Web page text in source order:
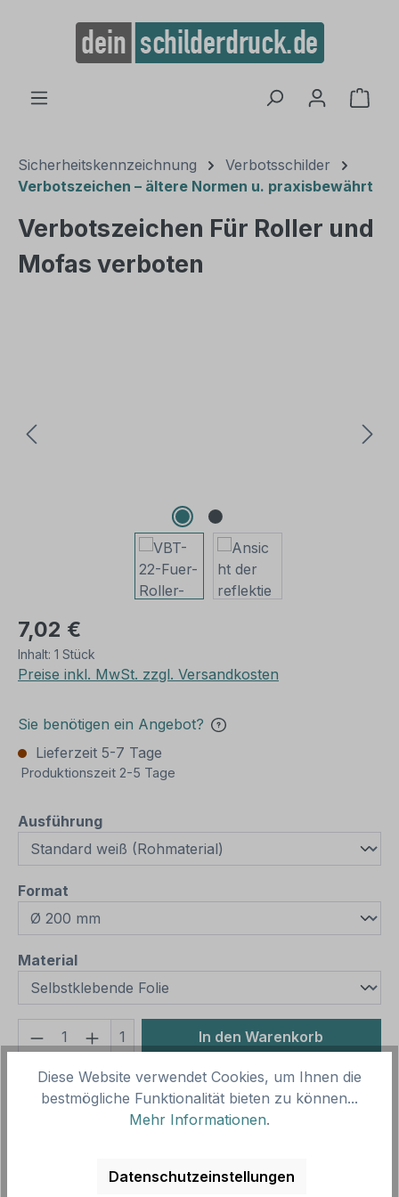
springen
Sicherheitskennzeichnung
Verbotsschilder
Verbotszeichen – ältere Normen u. praxisbewährt
Verbotszeichen Für Roller und
Mofas verboten
7,02 €
Inhalt: 1 Stück
Preise inkl. MwSt. zzgl. Versandkosten
Sie benötigen ein Angebot?
Lieferzeit 5-7 Tage
Produktionszeit 2-5 Tage
Ausführungauswählen
Format
Materialauswählen
Produkt Anzahl: Gib den
1 In den Warenkorb
Produktnummer:SH10740.1
Vorlagenummer: VBT-22
Diese Website verwendet Cookies, um Ihnen die
bestmögliche Funktionalität bieten zu können...
Mehr Informationen.
Datenschutzeinstellungen